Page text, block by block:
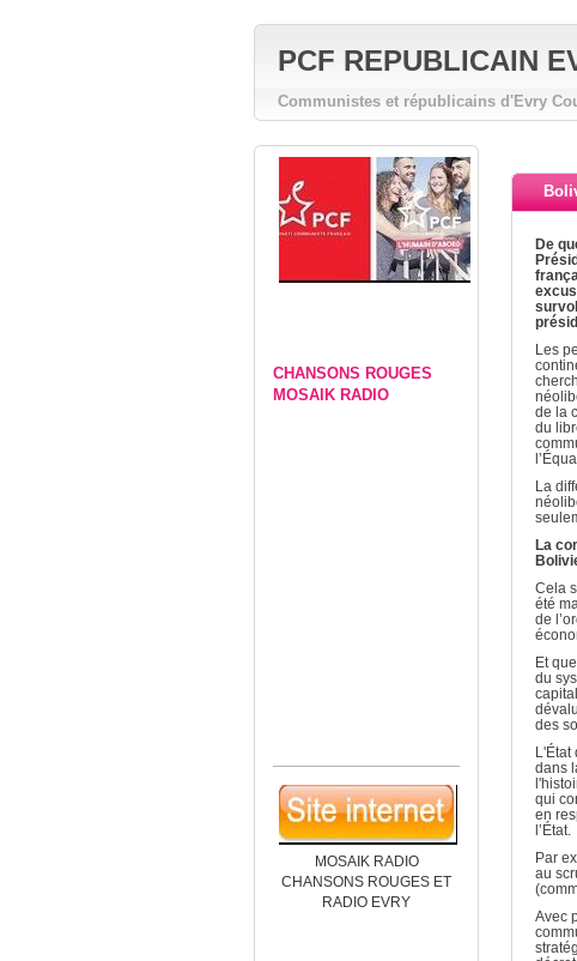
PCF REPUBLICAIN
Communistes et républicains d'Evry
CHANSONS ROUGES
MOSAIK RADIO
MOSAIK RADIO
CHANSONS ROUGES ET
RADIO EVRY
De
Les
de la
du
La
La
Cela
été
de
Et
du
des
L'État
dans
qui
en
l’État.
Par
au
Avec